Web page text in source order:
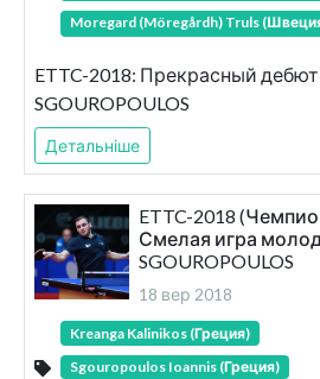
Moregard (Möregårdh) Truls
ETTC-2018: Прекрасный
SGOUROPOULOS
Детальніше
ETTC-2018
Смелая игра
SGOUROPOULOS
18 вер 2018
Kreanga Kalinikos (Греция)
Sgouropoulos Ioannis (Греция)